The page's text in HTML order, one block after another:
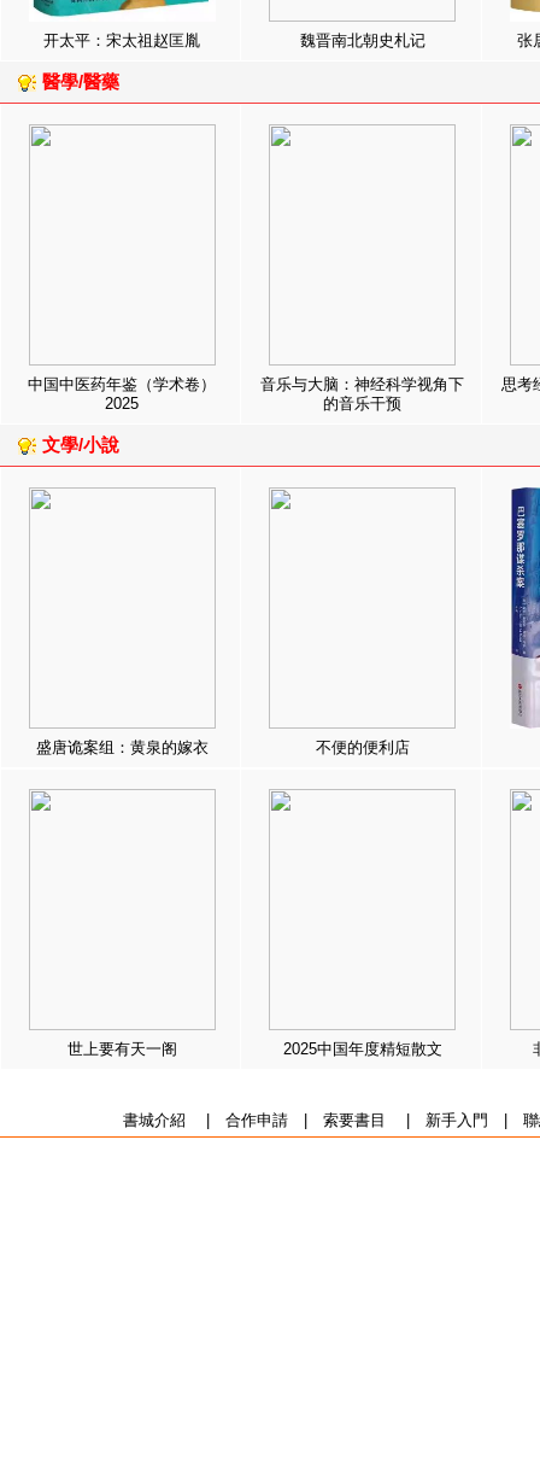
开太平：宋太祖赵匡胤 魏晋南北朝史札记 张
醫學/醫藥
中国中医药年鉴（学术卷）
2025
音乐与大脑：神经科学视角下
的音乐干预
思考
文學/小說
盛唐诡案组：黄泉的嫁衣 不便的便利店
世上要有天一阁 2025中国年度精短散文
書城介紹 合作申請| 索要書目 新手入門